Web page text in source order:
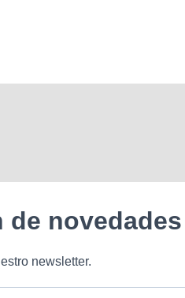
de novedades
newsletter.